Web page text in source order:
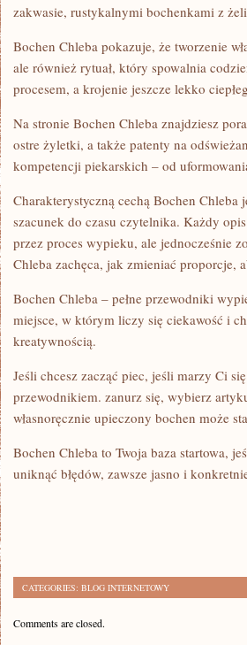
zakwasie, rustykalnymi bochenkami z
Bochen Chleba pokazuje, że tworzenie
ale również rytuał, który spowalnia
procesem, a krojenie jeszcze lekko
Na stronie Bochen Chleba znajdziesz
ostre żyletki, a także patenty na
kompetencji piekarskich – od
Charakterystyczną cechą Bochen
szacunek do czasu czytelnika. Każdy
przez proces wypieku, ale jednocześnie
Chleba zachęca, jak zmieniać proporcje,
Bochen Chleba – pełne przewodniki
miejsce, w którym liczy się ciekawość i
kreatywnością.
Jeśli chcesz zacząć piec, jeśli marzy Ci
przewodnikiem. zanurz się, wybierz
własnoręcznie upieczony bochen może
Bochen Chleba to Twoja baza startowa,
uniknąć błędów, zawsze jasno i
CATEGORIES: BLOG INTERNETOWY
Comments are closed.